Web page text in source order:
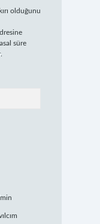
olduğunu
süre